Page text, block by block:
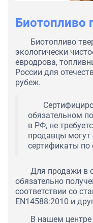
Биотопливо
Биотопливо
экологически
евродрова,
России для
рубеж.
обязательном
в РФ, не
продавцы
сертификаты по
Для продажи в
обязательно
соответствии со
EN14588:2010 и
В нашем